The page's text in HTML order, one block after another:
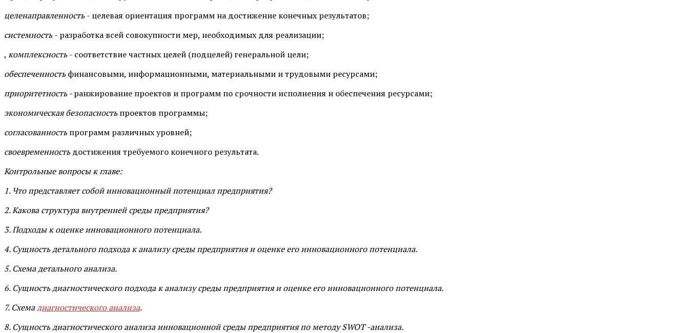
целенаправленность- целевая ориентация программ на до­стижение конечных результатов;
системность- разработка всей совокупности мер, необходи­мых для реализации;
, комплексность- соответствие частных целей (подцелей) генеральной цели;
обеспеченностьфинансовыми, информационными, материальными и трудовыми ресурсами;
приоритетность -ранжирование проектов и программ по срочности исполнения и обеспечения ресурсами;
экономическая безопасностьпроектов программы;
согласованностьпрограмм различных уровней;
своевременностьдостижения требуемого конечного результата.
Контрольные вопросы к главе:
1. Что представляет собой инновационный потенциал предприятия?
2. Какова структура внутренней среды предприятия?
3. Подходы к оценке инновационного потенциала.
4. Сущность детального подхода к анализу среды предприятия и оценке его инновационного потенциала.
5. Схема детального анализа.
6. Сущность диагностического подхода к анализу среды пред­приятия и оценке его инновационного потенциала.
7. Схемадиагностического анализа.
8. Сущность диагностического анализа инновационной среды предприятия по методуSWOT-анализа.